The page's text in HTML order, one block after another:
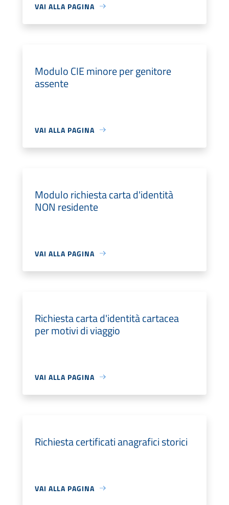
VAI ALLA PAGINA
Modulo CIE minore per genitore
assente
VAI ALLA PAGINA
Modulo richiesta carta d'identità
NON residente
VAI ALLA PAGINA
Richiesta carta d'identità cartacea
per motivi di viaggio
VAI ALLA PAGINA
Richiesta certificati anagrafici storici
VAI ALLA PAGINA